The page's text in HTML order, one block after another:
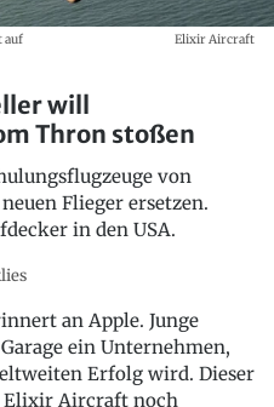
auf
Elixir Aircraft
will
Thron stoßen
von
Flieger ersetzen.
in den USA.
an Apple. Junge
ein Unternehmen,
Erfolg wird. Dieser
Elixir Aircraft noch